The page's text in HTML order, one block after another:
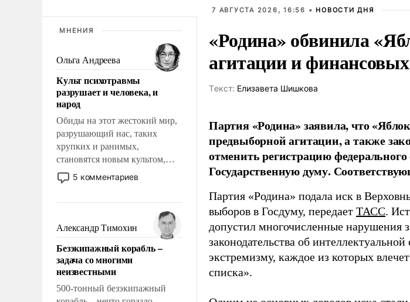
МНЕНИЯ
Ольга Андреева
Культ психотравмы
разрушает и человека, и
народ
Обиды на этот жестокий мир,
разрушающий нас, таких
хрупких и ранимых,
становятся новым культом,
постепенно вытесняя и
отменяя традиционное
мужественным и твердым под
ударами судьбы, брать на себя
ответственность, помогать
слабым, идти вперед и
адаптироваться.
5 комментариев
Александр Тимохин
Безэкипажный корабль –
задача со многими
неизвестными
500-тонный безэкипажный
7 АВГУСТА 2026, 16:56 • НОВОСТИ ДНЯ
«Родина» обвинила
агитации и
Tекст: Елизавета Шишкова
Партия «Родина» заявила, что
предвыборной агитации, а также
отменить регистрацию
Государственную думу.
Партия «Родина» подала иск в
выборов в Госдуму, передает ТАСС.
допустил многочисленные нарушения
законодательства об
экстремизму, каждое из которых
списка».